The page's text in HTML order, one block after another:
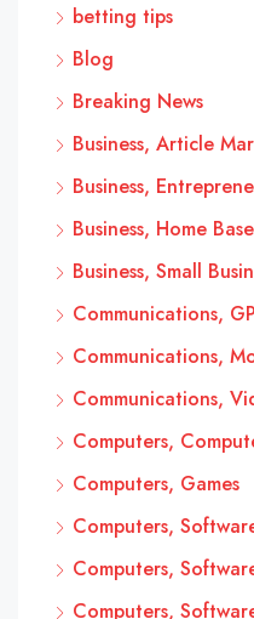
betting tips
Blog
Breaking News
Business, Article
Business,
Business, Home
Business, Small
Communications,
Communications,
Communications,
Computers,
Computers, Games
Computers,
Computers,
Computers,